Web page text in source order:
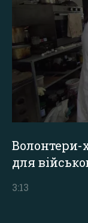
Волонтери-
для
3:13